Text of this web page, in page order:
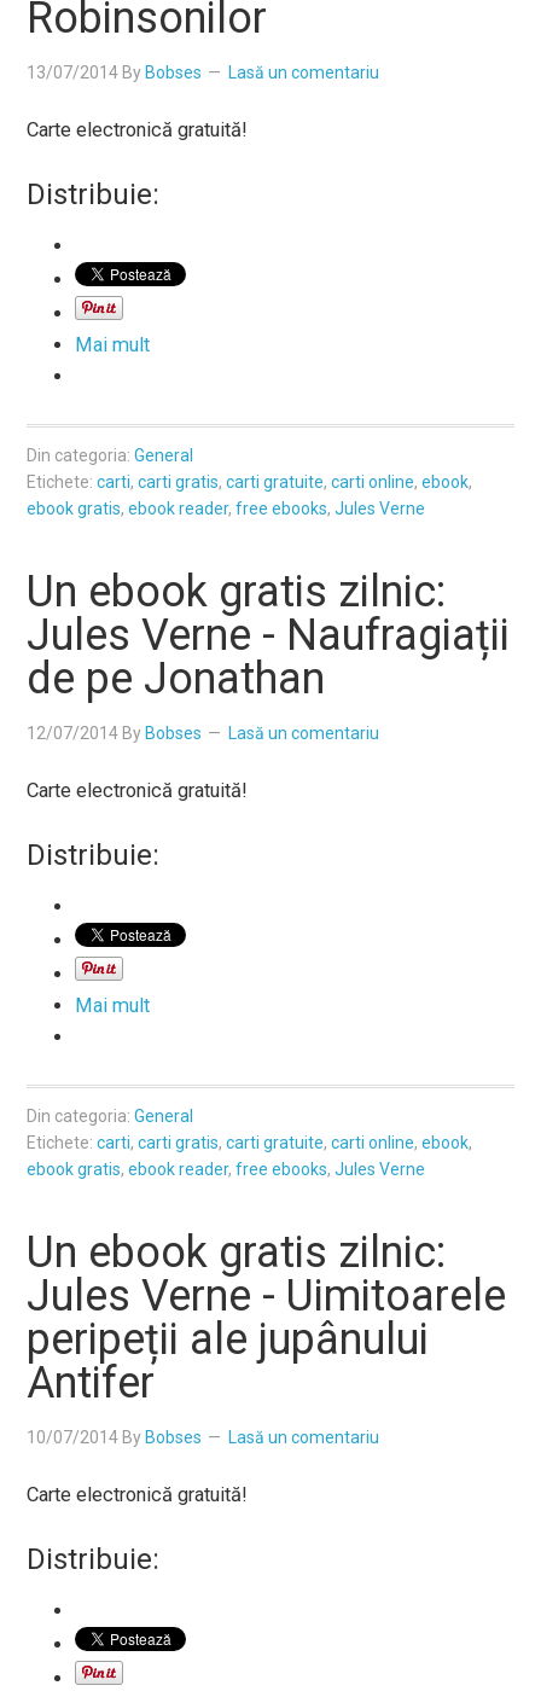
Robinsonilor
13/07/2014 By Bobses Lasă un comentariu
Carte electronică gratuită!
Distribuie:
Mai mult
Din categoria:General
Etichete:carti,carti gratis,carti gratuite,carti online,ebook,
ebook gratis,ebook reader,free ebooks,Jules Verne
Un ebook gratis zilnic:
Jules Verne - Naufragiații
de pe Jonathan
12/07/2014 By Bobses Lasă un comentariu
Carte electronică gratuită!
Distribuie:
Mai mult
Din categoria:General
Etichete:carti,carti gratis,carti gratuite,carti online,ebook,
ebook gratis,ebook reader,free ebooks,Jules Verne
Un ebook gratis zilnic:
Jules Verne - Uimitoarele
peripeții ale jupânului
Antifer
10/07/2014 By Bobses Lasă un comentariu
Carte electronică gratuită!
Distribuie: